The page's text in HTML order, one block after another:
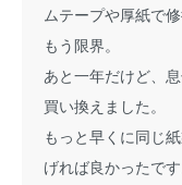
ムテープや厚紙で
もう限界。
あと一年だけど、
買い換えました。
もっと早くに同じ
げれば良かったです